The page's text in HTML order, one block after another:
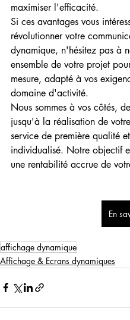
maximiser l'efficacité.
Si ces avantages vous
révolutionner votre
dynamique, n'hésitez pas à
ensemble de votre projet
mesure, adapté à vos
domaine d'activité.
Nous sommes à vos côtés,
jusqu'à la réalisation de
service de première qualité
individualisé. Notre objectif
une rentabilité accrue de
En
affichage dynamique
Affichage & Ecrans dynamiques